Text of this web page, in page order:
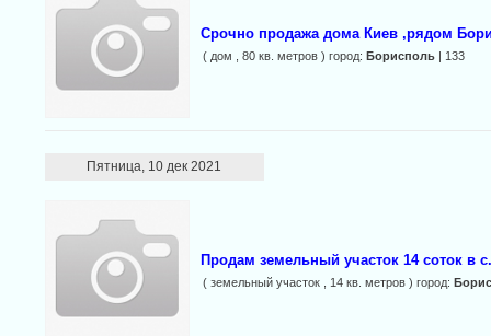
Срочно продажа дома Киев ,рядом
( дом , 80 кв. метров ) город: Борисполь| 133
Пятница, 10 дек 2021
Продам земельный участок 14 соток в
( земельный участок , 14 кв. метров ) город: